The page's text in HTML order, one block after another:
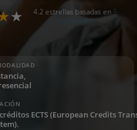
4.2 estrellas basadas en 5
opiniones
ECTS (European Credits